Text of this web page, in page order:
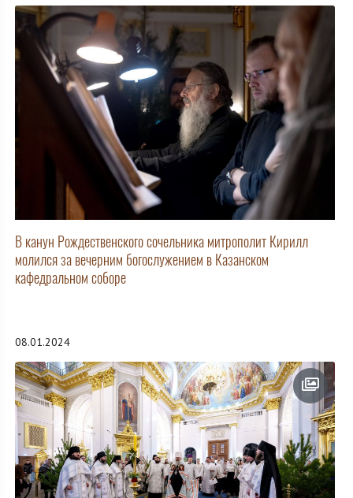
В канун Рождественского сочельника митрополит Кирилл
молился за вечерним богослужением в Казанском
кафедральном соборе
08.01.2024